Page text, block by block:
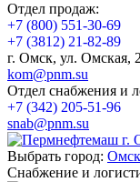
Отдел продаж:
+7 (800) 551-30-69
+7 (3812) 21-82-89
г. Омск, ул. Омская,
kom@pnm.su
Отдел снабжения и
+7 (342) 205-51-96
snab@pnm.su
Выбрать город: Омск
Снабжение и